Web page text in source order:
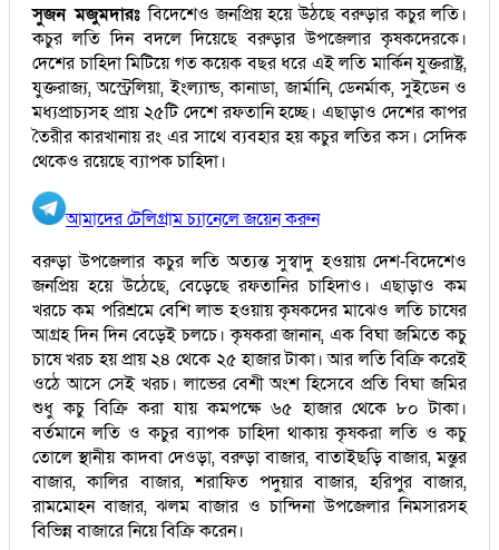
সুজন মজুমদারঃবিদেশেও জনপ্রিয় হয়ে উঠছে বরুড়ার কচুর লতি।
কচুর লতি দিন বদলে দিয়েছে বরুড়ার উপজেলার কৃষকদেরকে।
দেশের চাহিদা মিটিয়ে গত কয়েক বছর ধরে এই লতি মার্কিন যুক্তরাষ্ট্র,
যুক্তরাজ্য, অস্ট্রেলিয়া, ইংল্যান্ড, কানাডা, জার্মানি, ডেনর্মাক, সুইডেন ও
মধ্যপ্রাচ্যসহ প্রায় ২৫টি দেশে রফতানি হচ্ছে। এছাড়াও দেশের কাপর
তৈরীর কারখানায় রং এর সাথে ব্যবহার হয় কচুর লতির কস। সেদিক
থেকেও রয়েছে ব্যাপক চাহিদা।
আমাদের টেলিগ্রাম চ্যানেলে জয়েন করুন
বরুড়া উপজেলার কচুর লতি অত্যন্ত সুস্বাদু হওয়ায় দেশ-বিদেশেও
জনপ্রিয় হয়ে উঠেছে, বেড়েছে রফতানির চাহিদাও। এছাড়াও কম
খরচে কম পরিশ্রমে বেশি লাভ হওয়ায় কৃষকদের মাঝেও লতি চাষের
আগ্রহ দিন দিন বেড়েই চলচে। কৃষকরা জানান, এক বিঘা জমিতে কচু
চাষে খরচ হয় প্রায় ২৪ থেকে ২৫ হাজার টাকা। আর লতি বিক্রি করেই
ওঠে আসে সেই খরচ। লাভের বেশী অংশ হিসেবে প্রতি বিঘা জমির
শুধু কচু বিক্রি করা যায় কমপক্ষে ৬৫ হাজার থেকে ৮০ টাকা।
বর্তমানে লতি ও কচুর ব্যাপক চাহিদা থাকায় কৃষকরা লতি ও কচু
তোলে স্থানীয় কাদবা দেওড়া, বরুড়া বাজার, বাতাইছড়ি বাজার, মন্তুর
বাজার, কালির বাজার, শরাফিত পদুয়ার বাজার, হরিপুর বাজার,
রামমোহন বাজার, ঝলম বাজার ও চান্দিনা উপজেলার নিমসারসহ
বিভিন্ন বাজারে নিয়ে বিক্রি করেন।